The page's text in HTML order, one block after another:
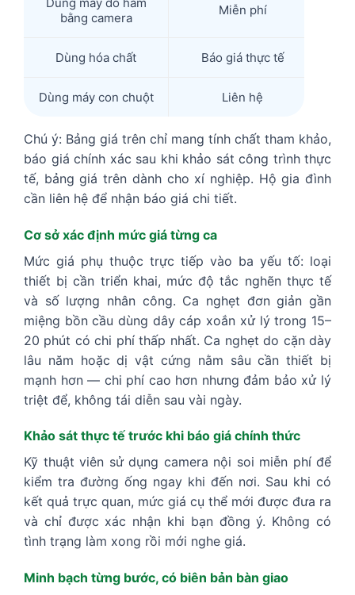
bằng camera
Miễn phí
Dùng hóa chất Báo giá thực tế
Dùng máy con chuột Liên hệ
Chú ý: Bảng giá trên chỉ mang tính chất tham khảo,
báo giá chính xác sau khi khảo sát công trình thực
tế, bảng giá trên dành cho xí nghiệp. Hộ gia đình
cần liên hệ để nhận báo giá chi tiết.
Cơ sở xác định mức giá từng ca
Mức giá phụ thuộc trực tiếp vào ba yếu tố: loại
thiết bị cần triển khai, mức độ tắc nghẽn thực tế
và số lượng nhân công. Ca nghẹt đơn giản gần
miệng bồn cầu dùng dây cáp xoắn xử lý trong 15–
20 phút có chi phí thấp nhất. Ca nghẹt do cặn dày
lâu năm hoặc dị vật cứng nằm sâu cần thiết bị
mạnh hơn — chi phí cao hơn nhưng đảm bảo xử lý
triệt để, không tái diễn sau vài ngày.
Khảo sát thực tế trước khi báo giá chính thức
Kỹ thuật viên sử dụng camera nội soi miễn phí để
kiểm tra đường ống ngay khi đến nơi. Sau khi có
kết quả trực quan, mức giá cụ thể mới được đưa ra
và chỉ được xác nhận khi bạn đồng ý. Không có
tình trạng làm xong rồi mới nghe giá.
Minh bạch từng bước, có biên bản bàn giao